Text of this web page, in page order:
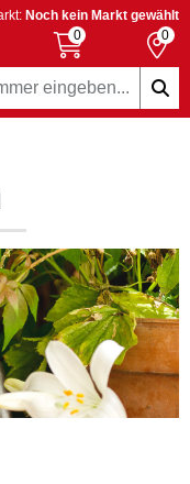
Noch kein Markt gewählt
0
0